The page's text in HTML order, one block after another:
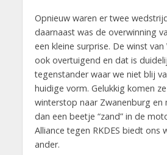
Opnieuw waren er twee
daarnaast was de overwinning
een kleine surprise. De winst van
ook overtuigend en dat is
tegenstander waar we niet blij
huidige vorm. Gelukkig komen
winterstop naar Zwanenburg en
dan een beetje “zand” in de
Alliance tegen RKDES biedt ons
ander.